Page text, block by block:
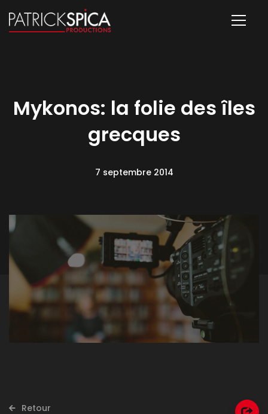
Mykonos: la folie des îles
grecques
7 septembre 2014
Retour